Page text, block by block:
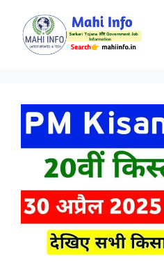
content